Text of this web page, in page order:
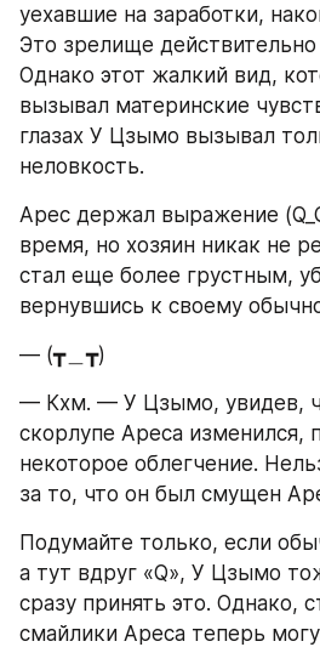
уехавшие на заработки,
Это зрелище
Однако этот жалкий вид,
вызывал материнские
глазах У Цзымо вызывал
неловкость.
Арес держал выражение
время, но хозяин никак не
стал еще более грустным,
вернувшись к своему
— (┳＿┳)
— Кхм. — У Цзымо, увидев,
скорлупе Ареса изменился,
некоторое облегчение.
за то, что он был смущен
Подумайте только, если
а тут вдруг «Q», У Цзымо
сразу принять это. Однако,
смайлики Ареса теперь